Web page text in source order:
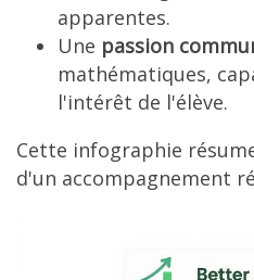
apparentes.
Une passion
mathématiques,
l'intérêt de l'élève.
Cette infographie
d'un accompagnement